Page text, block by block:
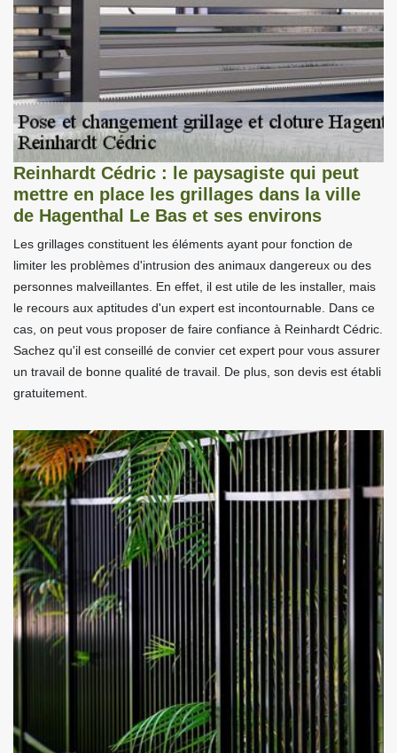
Reinhardt Cédric : le paysagiste qui peut
mettre en place les grillages dans la ville
de Hagenthal Le Bas et ses environs
Les grillages constituent les éléments ayant pour fonction de
limiter les problèmes d'intrusion des animaux dangereux ou des
personnes malveillantes. En effet, il est utile de les installer, mais
le recours aux aptitudes d'un expert est incontournable. Dans ce
cas, on peut vous proposer de faire confiance à Reinhardt Cédric.
Sachez qu'il est conseillé de convier cet expert pour vous assurer
un travail de bonne qualité de travail. De plus, son devis est établi
gratuitement.